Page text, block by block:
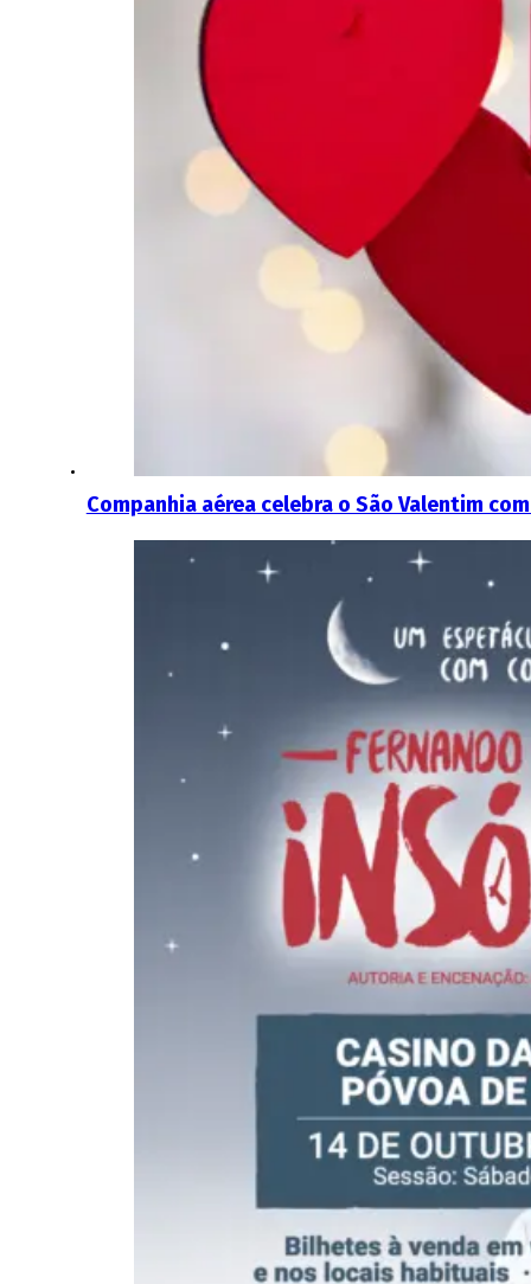
Companhia aérea celebra o São Valentim